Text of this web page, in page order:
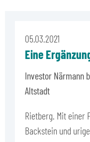
05.03.2021
Eine
Investor Närmann
Altstadt
Rietberg. Mit einer
Backstein und